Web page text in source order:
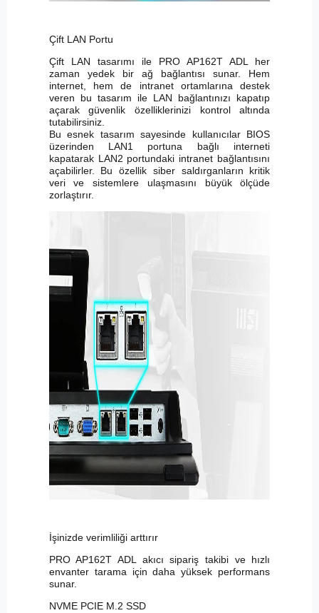
Çift LAN Portu
Çift LAN tasarımı ile PRO AP162T ADL her
zaman yedek bir ağ bağlantısı sunar. Hem
internet, hem de intranet ortamlarına destek
veren bu tasarım ile LAN bağlantınızı kapatıp
açarak güvenlik özelliklerinizi kontrol altında
tutabilirsiniz.
Bu esnek tasarım sayesinde kullanıcılar BIOS
üzerinden LAN1 portuna bağlı interneti
kapatarak LAN2 portundaki intranet bağlantısını
açabilirler. Bu özellik siber saldırganların kritik
veri ve sistemlere ulaşmasını büyük ölçüde
zorlaştırır.
İşinizde verimliliği arttırır
PRO AP162T ADL akıcı sipariş takibi ve hızlı
envanter tarama için daha yüksek performans
sunar.
NVME PCIE M.2 SSD